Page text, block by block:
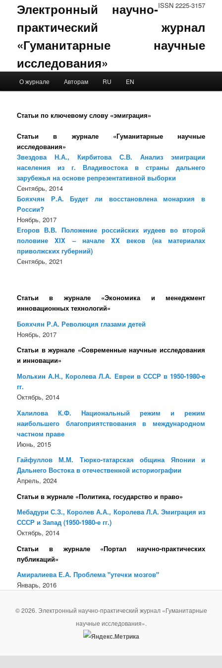
ISSN 2225-3157
Электронный научно-
практический журнал
«Гуманитарные научные
исследования»
Skip to primary content
Skip to secondary content
О журнале Авторам RU EN
Статьи по ключевому слову «эмиграция»
Статьи в журнале «Гуманитарные научные
исследования»
Звездова Н.А., Кирбитова С.В. Анализ эмиграции
населения из г. Владивостока в страны дальнего
зарубежья на основе репрезентативной выборки
Сентябрь, 2014
Бояхчян Р.А. Будет ли восстановлена монархия в
России?
Ноябрь, 2017
Егоров В.В. Положение российских иудеев во второй
половине XIX – начале XX веков (на материалах
приволжских губерний)
Сентябрь, 2021
Статьи в журнале «Экономика и менеджмент
инновационных технологий»
Бояхчян Р.А. Революция глазами детей
Ноябрь, 2017
Статьи в журнале «Современные научные исследования
и инновации»
Молькин А.Н., Королева Л.А. Евреи в СССР в 1950-1980-е
гг.
Октябрь, 2014
Халилова К.Ф. Национальный режим и режим
наибольшего благоприятствования в международном
частном праве
Июнь, 2015
Гайфуллов М.М. Тюрко-татарская община Японии и
Дальнего Востока в отечественной историографии
Апрель, 2024
Статьи в журнале «Политика, государство и право»
Мебадури С.З., Королев А.А., Королева Л.А. Эмиграция из
СССР и Запад (1950-1980-е гг.)
Октябрь, 2014
Статьи в журнале «Портал научно-практических
публикаций»
Амиралиева Е.А. Проблема "утечки мозгов"
Январь, 2016
© 2026. Электронный научно-практический журнал «Гуманитарные
научные исследования».